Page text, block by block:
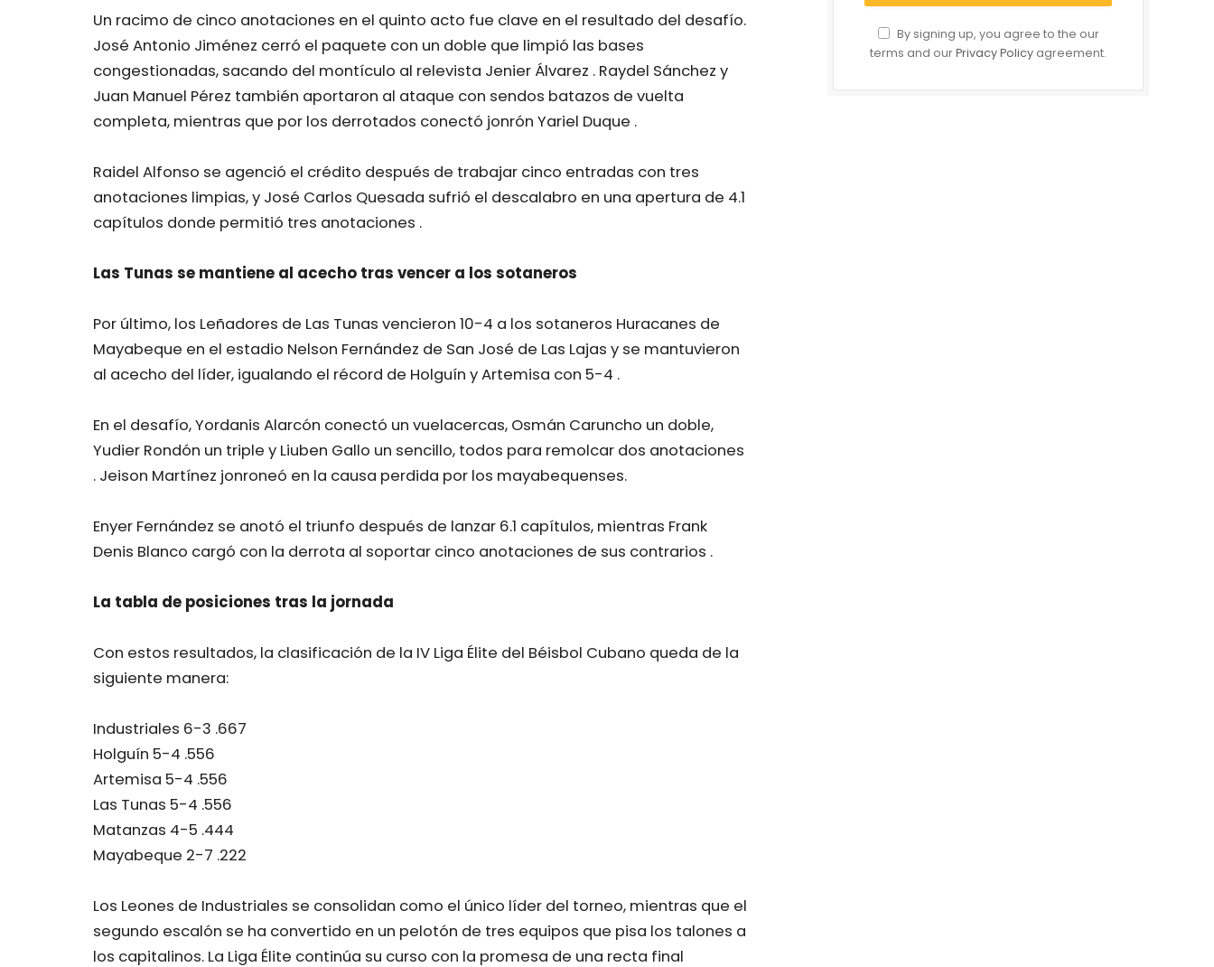
Un racimo de cinco anotaciones en el quinto acto fue clave en el resultado del desafío.
José Antonio Jiménez cerró el paquete con un doble que limpió las bases
congestionadas, sacando del montículo al relevista Jenier Álvarez . Raydel Sánchez y
Juan Manuel Pérez también aportaron al ataque con sendos batazos de vuelta
completa, mientras que por los derrotados conectó jonrón Yariel Duque .
Raidel Alfonso se agenció el crédito después de trabajar cinco entradas con tres
anotaciones limpias, y José Carlos Quesada sufrió el descalabro en una apertura de 4.1
capítulos donde permitió tres anotaciones .
Las Tunas se mantiene al acecho tras vencer a los sotaneros
Por último, los Leñadores de Las Tunas vencieron 10-4 a los sotaneros Huracanes de
Mayabeque en el estadio Nelson Fernández de San José de Las Lajas y se mantuvieron
al acecho del líder, igualando el récord de Holguín y Artemisa con 5-4 .
En el desafío, Yordanis Alarcón conectó un vuelacercas, Osmán Caruncho un doble,
Yudier Rondón un triple y Liuben Gallo un sencillo, todos para remolcar dos anotaciones
. Jeison Martínez jonroneó en la causa perdida por los mayabequenses.
Enyer Fernández se anotó el triunfo después de lanzar 6.1 capítulos, mientras Frank
Denis Blanco cargó con la derrota al soportar cinco anotaciones de sus contrarios .
La tabla de posiciones tras la jornada
Con estos resultados, la clasificación de la IV Liga Élite del Béisbol Cubano queda de la
siguiente manera:
Industriales 6-3 .667
Holguín 5-4 .556
Artemisa 5-4 .556
Las Tunas 5-4 .556
Matanzas 4-5 .444
Mayabeque 2-7 .222
Los Leones de Industriales se consolidan como el único líder del torneo, mientras que el
segundo escalón se ha convertido en un pelotón de tres equipos que pisa los talones a
los capitalinos. La Liga Élite continúa su curso con la promesa de una recta final
By signing up, you agree to the our
terms and ourPrivacy Policy agreement.